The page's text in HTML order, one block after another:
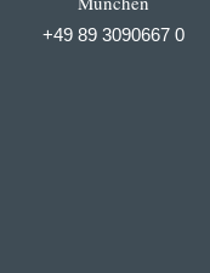
+49 89 3090667 0